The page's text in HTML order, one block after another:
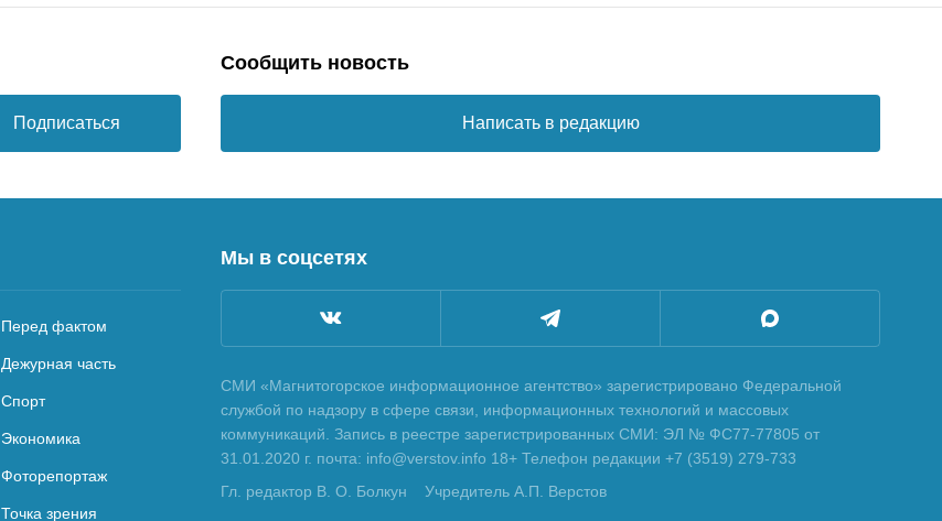
Подписаться
Сообщить новость
Написать в редакцию
Перед фактом
Дежурная часть
Спорт
Экономика
Фоторепортаж
Точка зрения
Мы в соцсетях
СМИ «Магнитогорское информационное агентство» зарегистрировано Федеральной
службой по надзору в сфере связи, информационных технологий и массовых
коммуникаций. Запись в реестре зарегистрированных СМИ: ЭЛ № ФС77-77805 от
31.01.2020 г. почта: info@verstov.info 18+ Телефон редакции +7 (3519) 279-733
Гл. редактор В. О. Болкун
Учредитель А.П. Верстов